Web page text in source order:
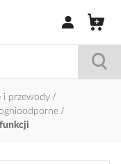
Zaloguj się /
i przewody